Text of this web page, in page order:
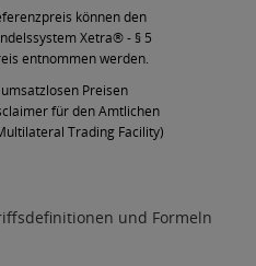
können den
Xetra®- § 5
entnommen werden.
Preisen
für den Amtlichen
Trading Facility)
und Formeln